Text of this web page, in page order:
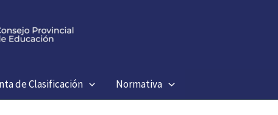
de Clasificación Normativa